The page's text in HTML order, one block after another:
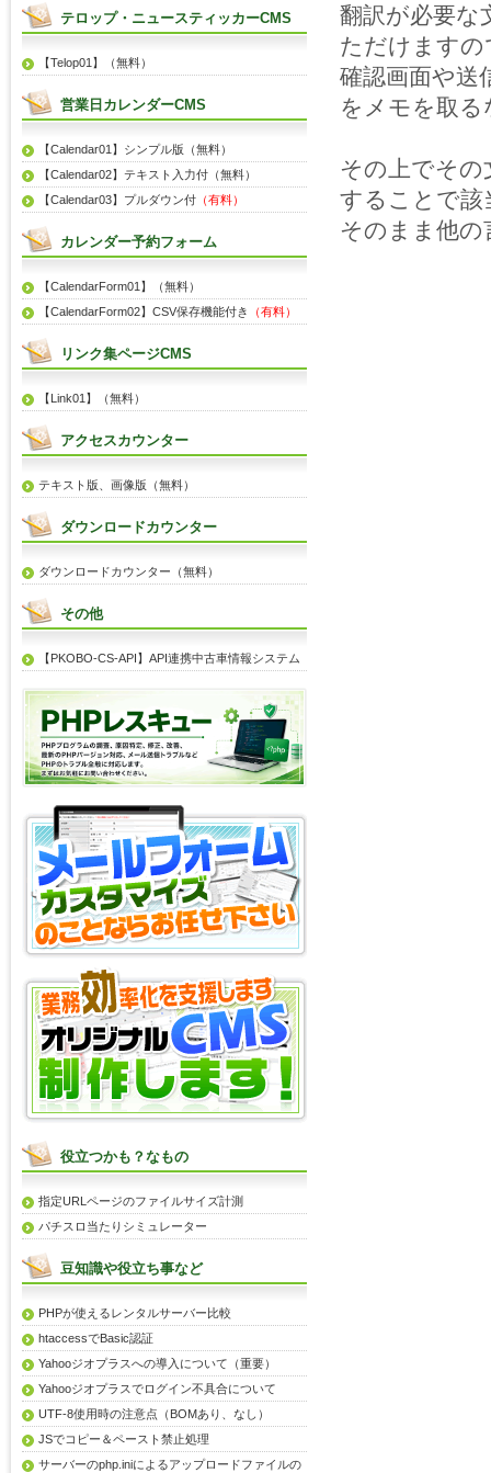
翻訳が必要な
ただけますの
確認画面や送
をメモを取
その上でその
することで該
そのまま他
テロップ・ニュースティッカーCMS
【Telop01】（無料）
営業日カレンダーCMS
【Calendar01】シンプル版（無料）
【Calendar02】テキスト入力付（無料）
【Calendar03】プルダウン付 （有料）
カレンダー予約フォーム
【CalendarForm01】（無料）
【CalendarForm02】CSV保存機能付き
（有料）
リンク集ページCMS
【Link01】（無料）
アクセスカウンター
テキスト版、画像版（無料）
ダウンロードカウンター
ダウンロードカウンター（無料）
その他
【PKOBO-CS-API】API連携中古車情報システム
役立つかも？なもの
指定URLページのファイルサイズ計測
パチスロ当たりシミュレーター
豆知識や役立ち事など
PHPが使えるレンタルサーバー比較
htaccessでBasic認証
Yahooジオプラスへの導入について（重要）
Yahooジオプラスでログイン不具合について
UTF-8使用時の注意点（BOMあり、なし）
JSでコピー＆ペースト禁止処理
サーバーのphp.iniによるアップロードファイルの